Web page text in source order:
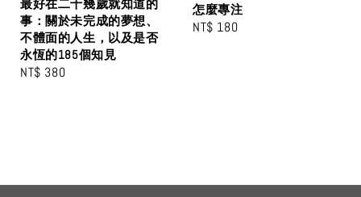
最好在二十幾歲就知道的
事：關於未完成的夢想、
不體面的人生，以及是否
永恆的185個知見
Regular
NT$ 380
怎麼專注
Regular
NT$ 180